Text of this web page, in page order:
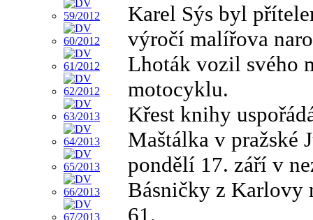
Karel Sýs byl
výročí malířova
Lhoták vozil svého
motocyklu.
Křest knihy
Maštálka v pražské
pondělí 17. září v
Básničky z Karlovy
61.